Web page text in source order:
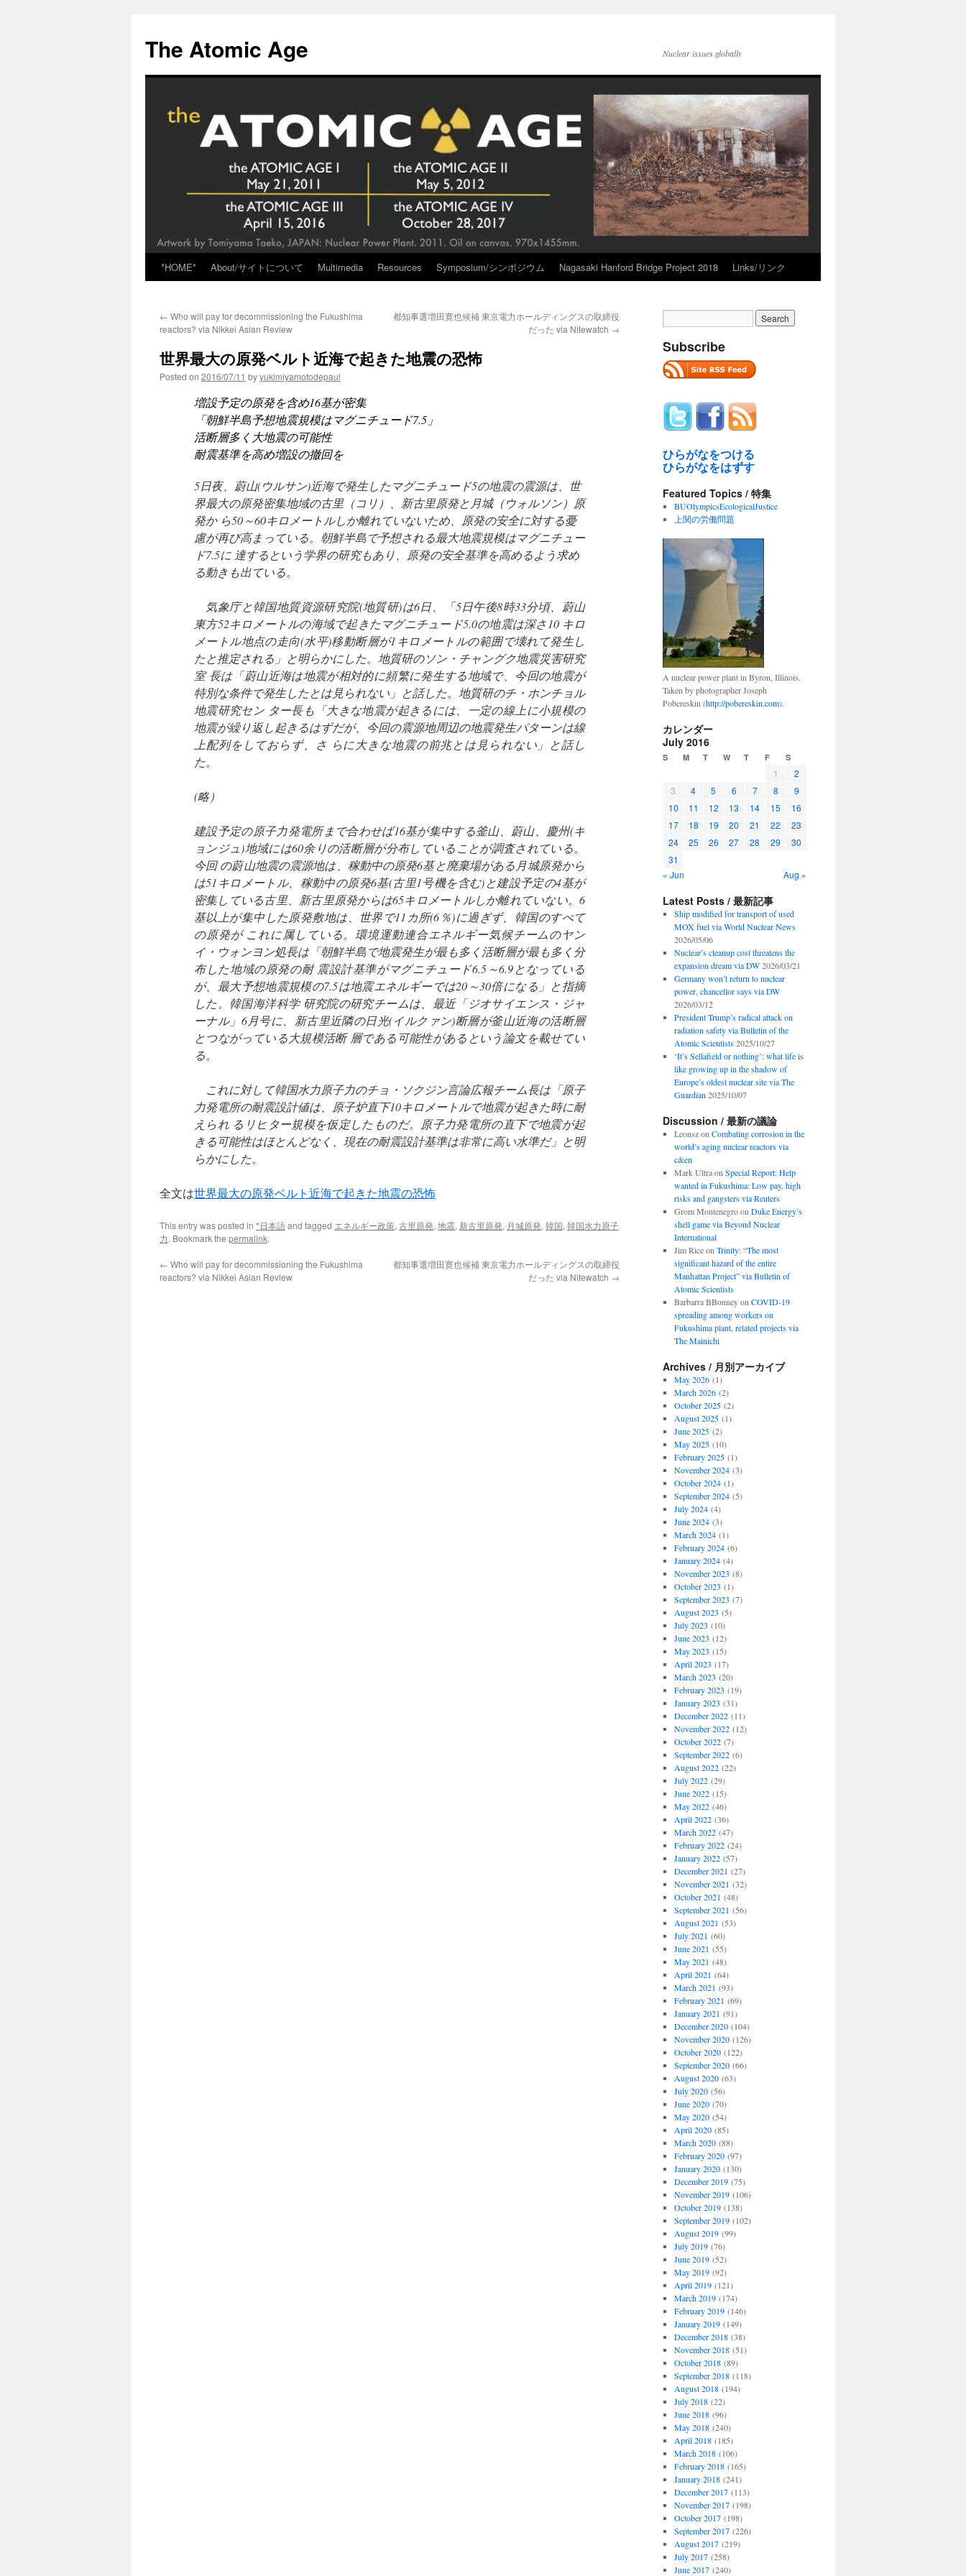
content
The Atomic Age Nuclear issues globally
*HOME* About/サイトについて Multimedia Resources Symposium/シンポジウム Nagasaki Hanford Bridge Project 2018 Links/リンク
← Who will pay for decommissioning the Fukushima
reactors? via Nikkei Asian Review
都知事選増田寛也候補 東京電力ホールディングスの取締役
だった via Nitewatch →
世界最大の原発ベルト近海で起きた地震の恐怖
Posted on 2016/07/11 byyukimiyamotodepaul
増設予定の原発を含め16基が密集
「朝鮮半島予想地震規模はマグニチュード7.5」
活断層多く大地震の可能性
耐震基準を高め増設の撤回を
5日夜、蔚山(ウルサン)近海で発生したマグニチュード5の地震の震源は、世
界最大の原発密集地域の古里（コリ）、新古里原発と月城（ウォルソン）原
発か ら50～60キロメートルしか離れていないため、原発の安全に対する憂
慮が再び高まっている。朝鮮半島で予想される最大地震規模はマグニチュー
ド7.5に 達するという学界の研究もあり、原発の安全基準を高めるよう求め
る動きも出ている。
気象庁と韓国地質資源研究院(地質研)は6日、「5日午後8時33分頃、蔚山
東方52キロメートルの海域で起きたマグニチュード5.0の地震は深さ10 キロ
メートル地点の走向(水平)移動断層が1キロメートルの範囲で壊れて発生し
たと推定される」と明らかにした。地質研のソン・チャングク地震災害研究
室 長は「蔚山近海は地震が相対的に頻繁に発生する地域で、今回の地震が
特別な条件で発生したとは見られない」と話した。地質研のチ・ホンチョル
地震研究セン ター長も「大きな地震が起きるには、一定の線上に小規模の
地震が繰り返し起きるはずだが、今回の震源地周辺の地震発生パターンは線
上配列をしておらず、さ らに大きな地震の前兆とは見られない」と話し
た。
(略）
建設予定の原子力発電所まで合わせば16基が集中する釜山、蔚山、慶州(キ
ョンジュ)地域には60余りの活断層が分布していることが調査されている。
今回 の蔚山地震の震源地は、稼動中の原発6基と廃棄場がある月城原発から
は51キロメートル、稼動中の原発6基(古里1号機を含む)と建設予定の4基が
密集している古里、新古里原発からは65キロメートルしか離れていない。6
基以上が集中した原発敷地は、世界で11カ所(6％)に過ぎず、韓国のすべて
の原発が これに属している。環境運動連合エネルギー気候チームのヤン
イ・ウォンヨン処長は「朝鮮半島で地震発生が最も多く活断層が最も多く分
布した地域の原発の耐 震設計基準がマグニチュード6.5～6.9となっている
が、最大予想地震規模の7.5は地震エネルギーでは20～30倍になる」と指摘
した。韓国海洋科学 研究院の研究チームは、最近「ジオサイエンス・ジャ
ーナル」6月号に、新古里近隣の日光(イルクァン)断層が釜山近海の活断層
とつながっている大規模活断 層である可能性があるという論文を載せてい
る。
これに対して韓国水力原子力のチョ・ソクジン言論広報チーム長は「原子
力発電所の耐震設計値は、原子炉直下10キロメートルで地震が起きた時に耐
えられ るリヒター規模を仮定したものだ。原子力発電所の直下で地震が起
きる可能性はほとんどなく、現在の耐震設計基準は非常に高い水準だ」と明
らかにした。
全文は世界最大の原発ベルト近海で起きた地震の恐怖
This entry was posted in *日本語and tagged エネルギー政策, 古里原発, 地震, 新古里原発, 月城原発, 韓国, 韓国水力原子
力. Bookmark the permalink.
← Who will pay for decommissioning the Fukushima
reactors? via Nikkei Asian Review
都知事選増田寛也候補 東京電力ホールディングスの取締役
だった via Nitewatch →
Subscribe
ひらがなをつける
ひらがなをはずす
Featured Topics / 特集
BUOlympicsEcologicalJustice
上関の労働問題
A nuclear power plant in Byron, Illinois.
Taken by photographer Joseph
Pobereskin (http://pobereskin.com).
カレンダー
July 2016
S M T W T F S
1
2
3
4 5 6 7 8
9
10
11 12 13 14 15
16
17
18 19 20 21 22
23
24
25 26 27 28 29
30
31
« Jun
Aug »
Latest Posts / 最新記事
Ship modified for transport of used
MOX fuel via World Nuclear News
2026/05/06
Nuclear’s cleanup cost threatens the
expansion dream via DW 2026/03/21
Germany won’t return to nuclear
power, chancellor says via DW
2026/03/12
President Trump’s radical attack on
radiation safety via Bulletin of the
Atomic Scientists 2025/10/27
‘It’s Sellafield or nothing’: what life is
like growing up in the shadow of
Europe’s oldest nuclear site via The
Guardian 2025/10/07
Discussion / 最新の議論
Leonszon Combating corrosion in the
world’s aging nuclear reactors via
c&en
Mark Ultraon Special Report: Help
wanted in Fukushima: Low pay, high
risks and gangsters via Reuters
Grom Montenegroon Duke Energy’s
shell game via Beyond Nuclear
International
Jim Riceon Trinity: “The most
significant hazard of the entire
Manhattan Project” via Bulletin of
Atomic Scientists
Barbarra BBonneyon COVID-19
spreading among workers on
Fukushima plant, related projects via
The Mainichi
Archives / 月別アーカイブ
May 2026(1)
March 2026(2)
October 2025(2)
August 2025(1)
June 2025(2)
May 2025(10)
February 2025(1)
November 2024(3)
October 2024(1)
September 2024(5)
July 2024(4)
June 2024(3)
March 2024(1)
February 2024(6)
January 2024(4)
November 2023 (8)
October 2023 (1)
September 2023 (7)
August 2023 (5)
July 2023 (10)
June 2023 (12)
May 2023 (15)
April 2023 (17)
March 2023 (20)
February 2023 (19)
January 2023 (31)
December 2022(11)
November 2022(12)
October 2022(7)
September 2022(6)
August 2022(22)
July 2022(29)
June 2022(15)
May 2022(46)
April 2022(36)
March 2022(47)
February 2022(24)
January 2022(57)
December 2021 (27)
November 2021 (32)
October 2021 (48)
September 2021 (56)
August 2021 (53)
July 2021 (60)
June 2021 (55)
May 2021 (48)
April 2021 (64)
March 2021 (93)
February 2021 (69)
January 2021 (91)
December 2020(104)
November 2020(126)
October 2020(122)
September 2020(66)
August 2020(63)
July 2020(56)
June 2020(70)
May 2020(54)
April 2020(85)
March 2020(88)
February 2020(97)
January 2020(130)
December 2019(75)
November 2019(106)
October 2019(138)
September 2019(102)
August 2019(99)
July 2019(76)
June 2019(52)
May 2019(92)
April 2019(121)
March 2019(174)
February 2019(146)
January 2019(149)
December 2018(38)
November 2018(51)
October 2018(89)
September 2018(118)
August 2018(194)
July 2018(22)
June 2018(96)
May 2018(240)
April 2018(185)
March 2018(106)
February 2018(165)
January 2018(241)
December 2017(113)
November 2017(198)
October 2017(198)
September 2017(226)
August 2017(219)
July 2017(258)
June 2017(240)